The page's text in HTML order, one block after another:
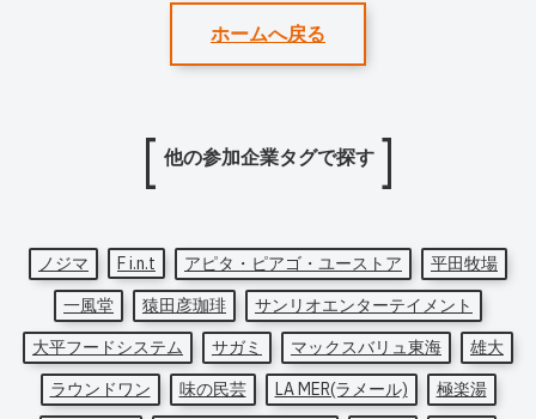
ホームへ戻る
他の参加企業タグで探す
ノジマ F i.n.t アピタ・ピアゴ・ユーストア
平田牧場
一風堂
猿田彦珈琲
サンリオエンターテイメント
大平フードシステム
サガミ マックスバリュ東海
雄大
ラウンドワン
味の民芸 LA MER(ラメール)
極楽湯